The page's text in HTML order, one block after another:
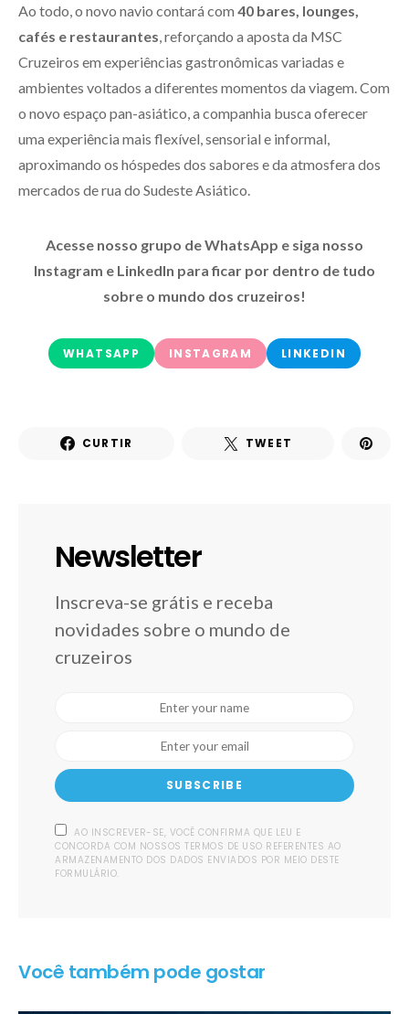
Ao todo, o novo navio contará com 40 bares, lounges,
cafés e restaurantes, reforçando a aposta da MSC
Cruzeiros em experiências gastronômicas variadas e
ambientes voltados a diferentes momentos da viagem. Com
o novo espaço pan-asiático, a companhia busca oferecer
uma experiência mais flexível, sensorial e informal,
aproximando os hóspedes dos sabores e da atmosfera dos
mercados de rua do Sudeste Asiático.
Acesse nosso grupo de WhatsApp e siga nosso
Instagram e LinkedIn para ficar por dentro de tudo
sobre o mundo dos cruzeiros!
WHATSAPP INSTAGRAM LINKEDIN
CURTIR TWEET
Newsletter
Inscreva-se grátis e receba
novidades sobre o mundo de
cruzeiros
SUBSCRIBE
AO INSCREVER-SE, VOCÊ CONFIRMA QUE LEU E
CONCORDA COM NOSSOS TERMOS DE USO REFERENTES AO
ARMAZENAMENTO DOS DADOS ENVIADOS POR MEIO DESTE
FORMULÁRIO.
Você também pode gostar